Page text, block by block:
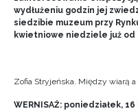
wydłużeniu godzin jej
siedzibie muzeum przy
kwietniowe niedziele już od
Zofia Stryjeńska. Między wiarą
WERNISAŻ: poniedziałek,